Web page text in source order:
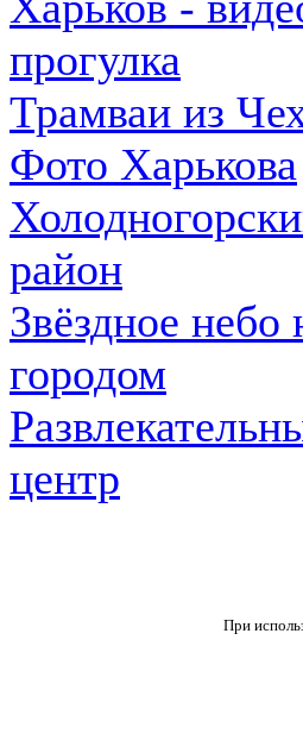
прогулка
Трамваи из
Фото Харькова
район
Звёздное небо
городом
центр
При